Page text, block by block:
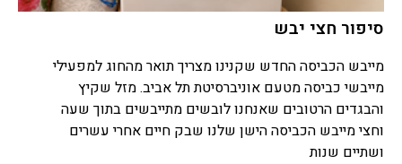
סיפור חצי יבש
מייבש הכביסה החדש שקנינו מצריך תואר מהחוג למפעילי
מייבשי כביסה מטעם אוניברסיטת תל אביב. מזל שקיץ
והבגדים הרטובים שאנחנו לובשים מתייבשים בתוך שעה
וחצי מייבש הכביסה הישן שלנו שבק חיים אחרי עשרים
ושתיים שנות